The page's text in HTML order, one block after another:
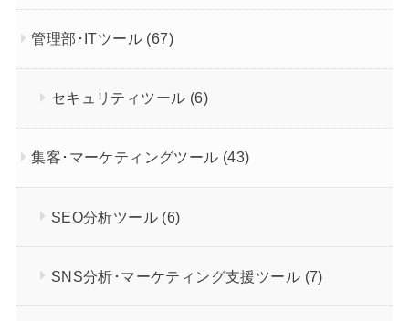
管理部･ITツール (67)
セキュリティツール (6)
集客･マーケティングツール (43)
SEO分析ツール (6)
SNS分析･マーケティング支援ツール (7)